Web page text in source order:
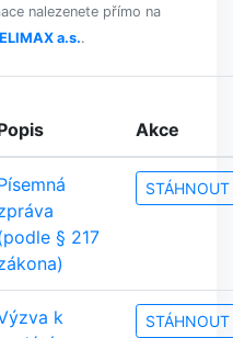
nalezenete přímo na
a.s..
Akce
§ 217
STÁHNOUT
k
STÁHNOUT